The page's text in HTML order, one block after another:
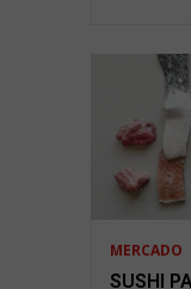
MERCADO
SUSHI